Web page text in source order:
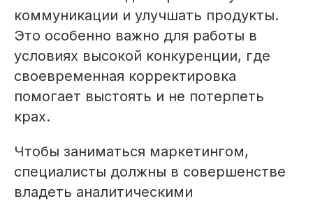
коммуникации и улучшать продукты.
Это особенно важно для работы в
условиях высокой конкуренции, где
своевременная корректировка
помогает выстоять и не потерпеть
крах.
Чтобы заниматься маркетингом,
специалисты должны в совершенстве
владеть аналитическими